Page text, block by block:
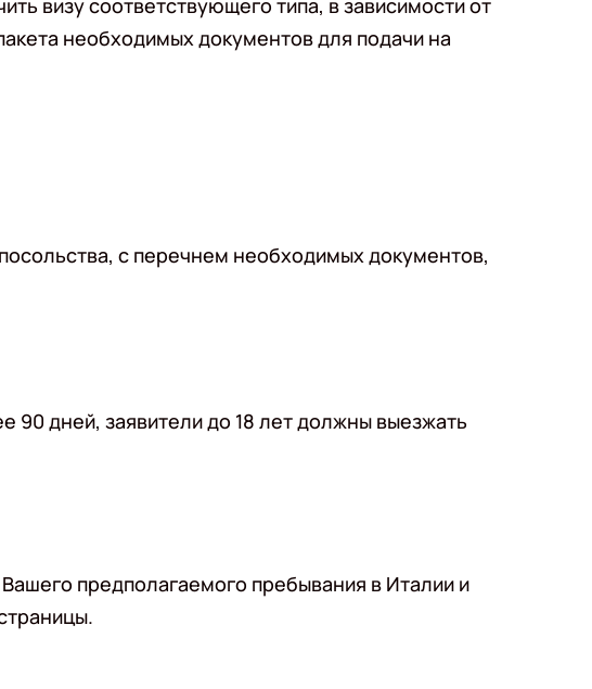
визу соответствующего типа, в зависимости от
необходимых документов для подачи на
с перечнем необходимых документов,
90 дней, заявители до 18 лет должны выезжать
предполагаемого пребывания в Италии и